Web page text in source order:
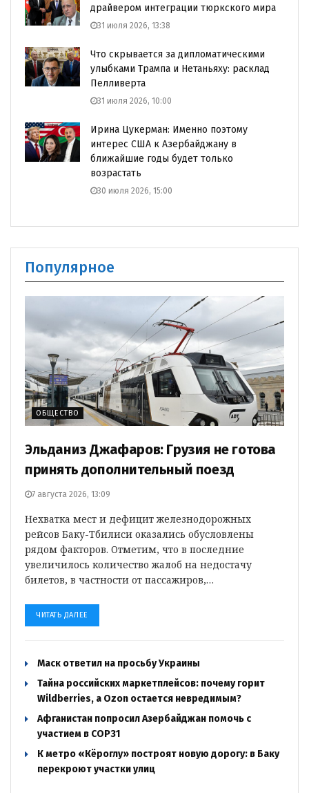
драйвером интеграции тюркского мира
31 июля 2026, 13:38
Что скрывается за дипломатическими
улыбками Трампа и Нетаньяху: расклад
Пелливерта
31 июля 2026, 10:00
Ирина Цукерман: Именно поэтому
интерес США к Азербайджану в
ближайшие годы будет только
возрастать
30 июля 2026, 15:00
Популярное
ОБЩЕСТВО
Эльданиз Джафаров: Грузия не готова
принять дополнительный поезд
7 августа 2026, 13:09
Нехватка мест и дефицит железнодорожных
рейсов Баку-Тбилиси оказались обусловлены
рядом факторов. Отметим, что в последние
увеличилось количество жалоб на недостачу
билетов, в частности от пассажиров,…
ЧИТАТЬ ДАЛЕЕ
Маск ответил на просьбу Украины
Тайна российских маркетплейсов: почему горит
Wildberries, а Ozon остается невредимым?
Афганистан попросил Азербайджан помочь с
участием в COP31
К метро «Кёроглу» построят новую дорогу: в Баку
перекроют участки улиц